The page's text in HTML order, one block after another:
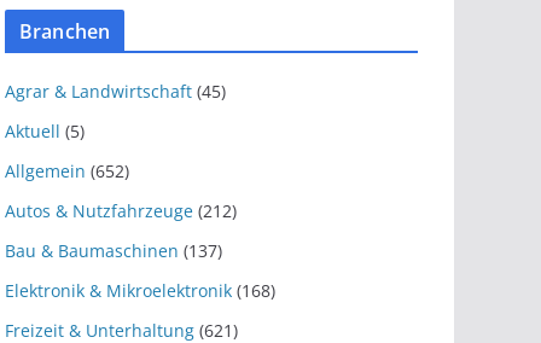
Branchen
Agrar & Landwirtschaft (45)
Aktuell (5)
Allgemein (652)
Autos & Nutzfahrzeuge (212)
Bau & Baumaschinen (137)
Elektronik & Mikroelektronik (168)
Freizeit & Unterhaltung (621)